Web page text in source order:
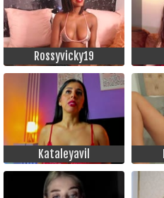
Rossyvicky19
Kataleyavil